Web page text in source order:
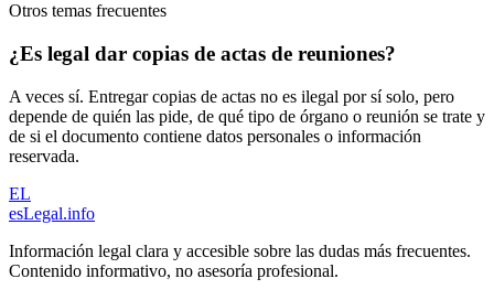
Otros temas frecuentes
¿Es legal dar copias de actas de reuniones?
A veces sí. Entregar copias de actas no es ilegal por sí solo, pero
depende de quién las pide, de qué tipo de órgano o reunión se trate y
de si el documento contiene datos personales o información
reservada.
EL
esLegal.info
Información legal clara y accesible sobre las dudas más frecuentes.
Contenido informativo, no asesoría profesional.